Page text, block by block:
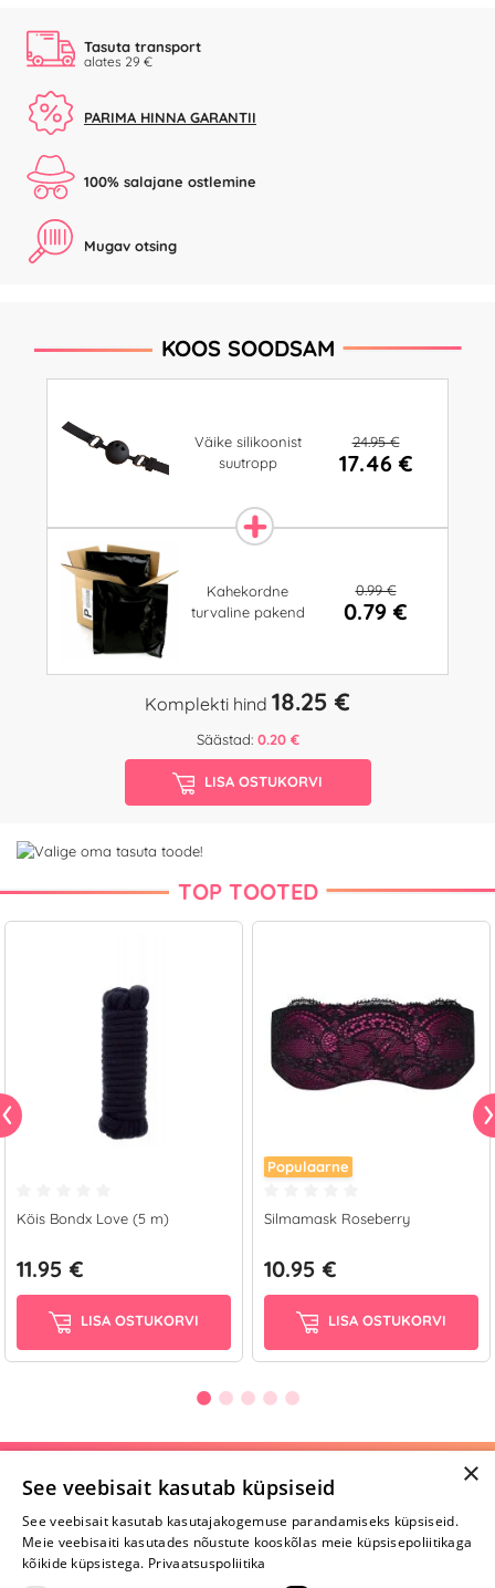
Tasuta transport
alates 29 €
PARIMA HINNA GARANTII
100% salajane ostlemine
Mugav otsing
KOOS SOODSAM
Väike silikoonist
suutropp
24.95 €
17.46 €
Kahekordne
turvaline pakend
0.99 €
0.79 €
Komplekti hind 18.25 €
Säästad: 0.20 €
LISA OSTUKORVI
TOP TOOTED
Köis Bondx Love (5 m)
11.95 €
LISA OSTUKORVI
Populaarne
Silmamask Roseberry
10.95 €
LISA OSTUKORVI
Selle toote saab tellida ka helistades:
+372 668 3282
E-R
×
See veebisait kasutab küpsiseid
See veebisait kasutab kasutajakogemuse parandamiseks küpsiseid.
Meie veebisaiti kasutades nõustute kooskõlas meie küpsisepoliitikaga
kõikide küpsistega. Privaatsuspoliitika